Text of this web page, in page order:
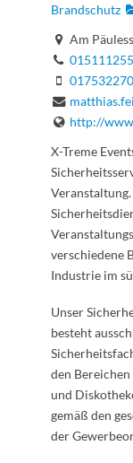
Brandschutz
Am
http://
X-Treme
verschiedene
Industrie im
Unser
besteht
den
und
gemäß den
der